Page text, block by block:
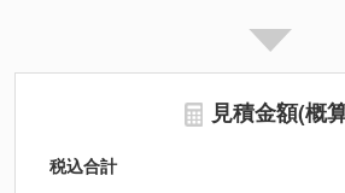
見積金額(概
税込合計